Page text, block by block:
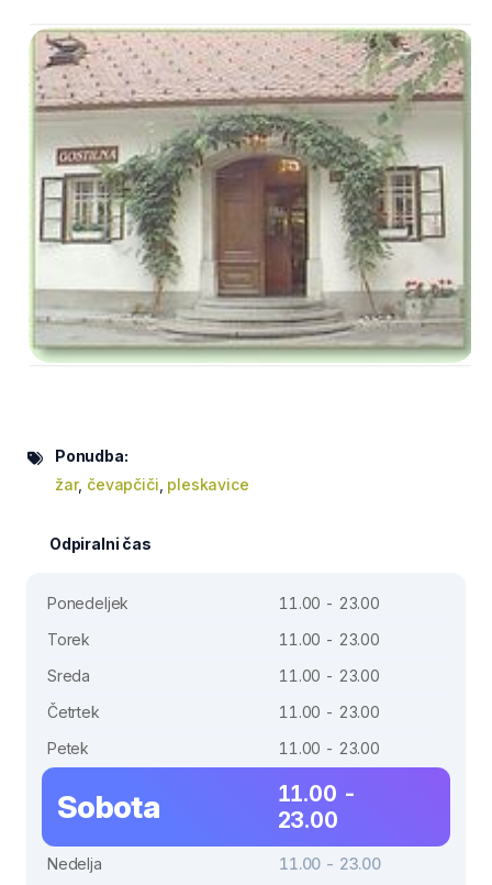
Ponudba:
žar, čevapčiči pleskavice
Odpiralni čas
Ponedeljek
11.00 - 23.00
Torek
11.00 - 23.00
Sreda
11.00 - 23.00
Četrtek
11.00 - 23.00
Petek
11.00 - 23.00
Sobota
11.00 -
23.00
Nedelja 11.00 - 23.00